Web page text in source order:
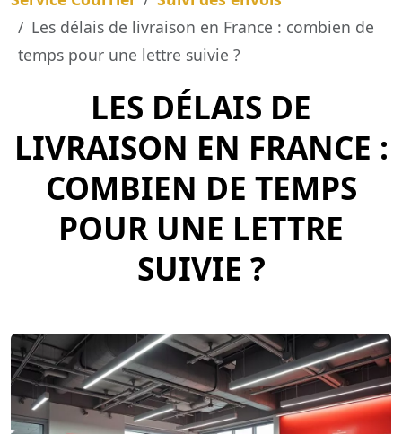
Les délais de livraison en France : combien de
temps pour une lettre suivie ?
LES DÉLAIS DE
LIVRAISON EN FRANCE :
COMBIEN DE TEMPS
POUR UNE LETTRE
SUIVIE ?